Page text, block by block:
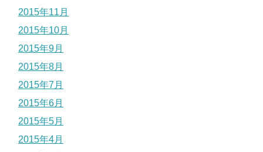
2015年11月
2015年10月
2015年9月
2015年8月
2015年7月
2015年6月
2015年5月
2015年4月